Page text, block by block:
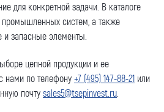
для конкретной задачи. В каталоге
промышленных систем, а также
запасные элементы.
цепной продукции и ее
нами по телефону +7 (495) 147-88-21 или
почту sales5@tsepinvest.ru